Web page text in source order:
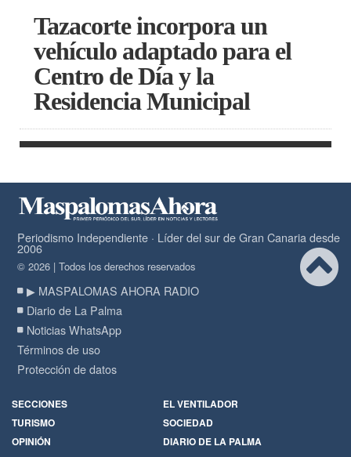
Tazacorte incorpora un
vehículo adaptado para el
Centro de Día y la
Residencia Municipal
Periodismo Independiente · Líder del sur de Gran Canaria desde
2006
© 2026 | Todos los derechos reservados
▶ MASPALOMAS AHORA RADIO
Diario de La Palma
Noticias WhatsApp
Términos de uso
Protección de datos
SECCIONES
EL VENTILADOR
TURISMO
SOCIEDAD
OPINIÓN
DIARIO DE LA PALMA